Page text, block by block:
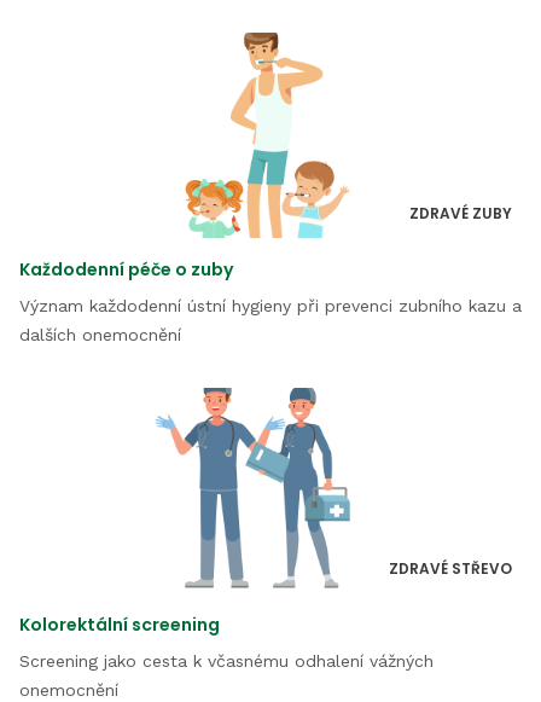
ZDRAVÉ ZUBY
Každodenní péče o zuby
Význam každodenní ústní hygieny při prevenci zubního kazu a
dalších onemocnění
ZDRAVÉ STŘEVO
Kolorektální screening
Screening jako cesta k včasnému odhalení vážných
onemocnění